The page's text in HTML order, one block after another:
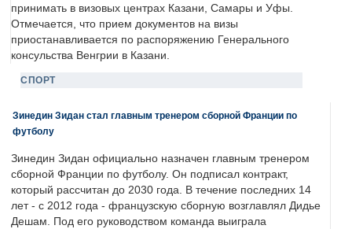
принимать в визовых центрах Казани, Самары и Уфы.
Отмечается, что прием документов на визы
приостанавливается по распоряжению Генерального
консульства Венгрии в Казани.
СПОРТ
Зинедин Зидан стал главным тренером сборной Франции по
футболу
Зинедин Зидан официально назначен главным тренером
сборной Франции по футболу. Он подписал контракт,
который рассчитан до 2030 года. В течение последних 14
лет - с 2012 года - французскую сборную возглавлял Дидье
Дешам. Под его руководством команда выиграла